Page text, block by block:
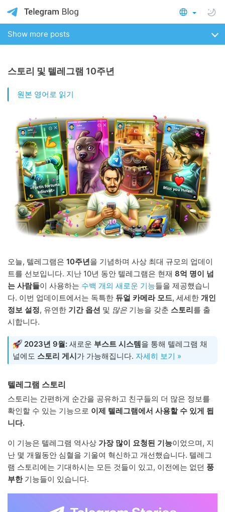
Show more posts
스토리 및 텔레그램 10주년
원본 영어로 읽기
오늘, 텔레그램은 10주년을 기념하며 사상 최대 규모의 업데이
트를 선보입니다. 지난 10년 동안 텔레그램은 현재 8억 명이 넘
는 사람들이 사용하는 수백 개의 새로운 기능들을 제공했습니
다. 이번 업데이트에서는 독특한 듀얼 카메라 모드, 세세한 개인
정보 설정, 유연한 기간 옵션 및 많은 기능을 갖춘 스토리를 출
시합니다.
2023년 9월: 새로운 부스트 시스템을 통해 텔레그램 채
널에도 스토리 게시가 가능해집니다. 자세히 보기 »
텔레그램 스토리
스토리는 간편하게 순간을 공유하고 친구들의 더 많은 정보를
확인할 수 있는 기능으로 이제 텔레그램에서 사용할 수 있게 됩
니다.
이 기능은 텔레그램 역사상 가장 많이 요청된 기능이었으며, 지
난 몇 개월동안 심혈을 기울여 혁신하고 개선했습니다. 텔레그
램 스토리에는 기대하시는 모든 것들이 있고, 이전에는 없던 풍
부한기능들이 있습니다.